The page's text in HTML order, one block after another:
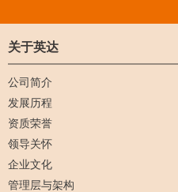
关于英达
公司简介
发展历程
资质荣誉
领导关怀
企业文化
管理层与架构